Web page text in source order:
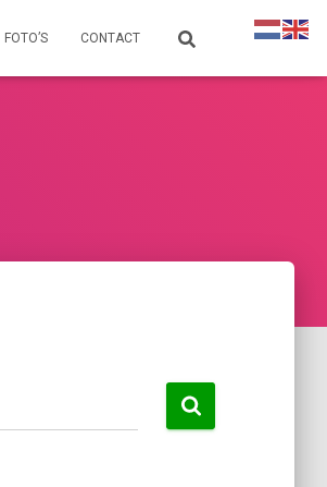
FOTO’S CONTACT